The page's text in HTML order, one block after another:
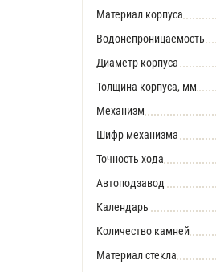
Материал корпуса
Водонепроницаемость
Диаметр корпуса
Толщина корпуса, мм
Механизм
Шифр механизма
Точность хода
Автоподзавод
Календарь
Количество камней
Материал стекла